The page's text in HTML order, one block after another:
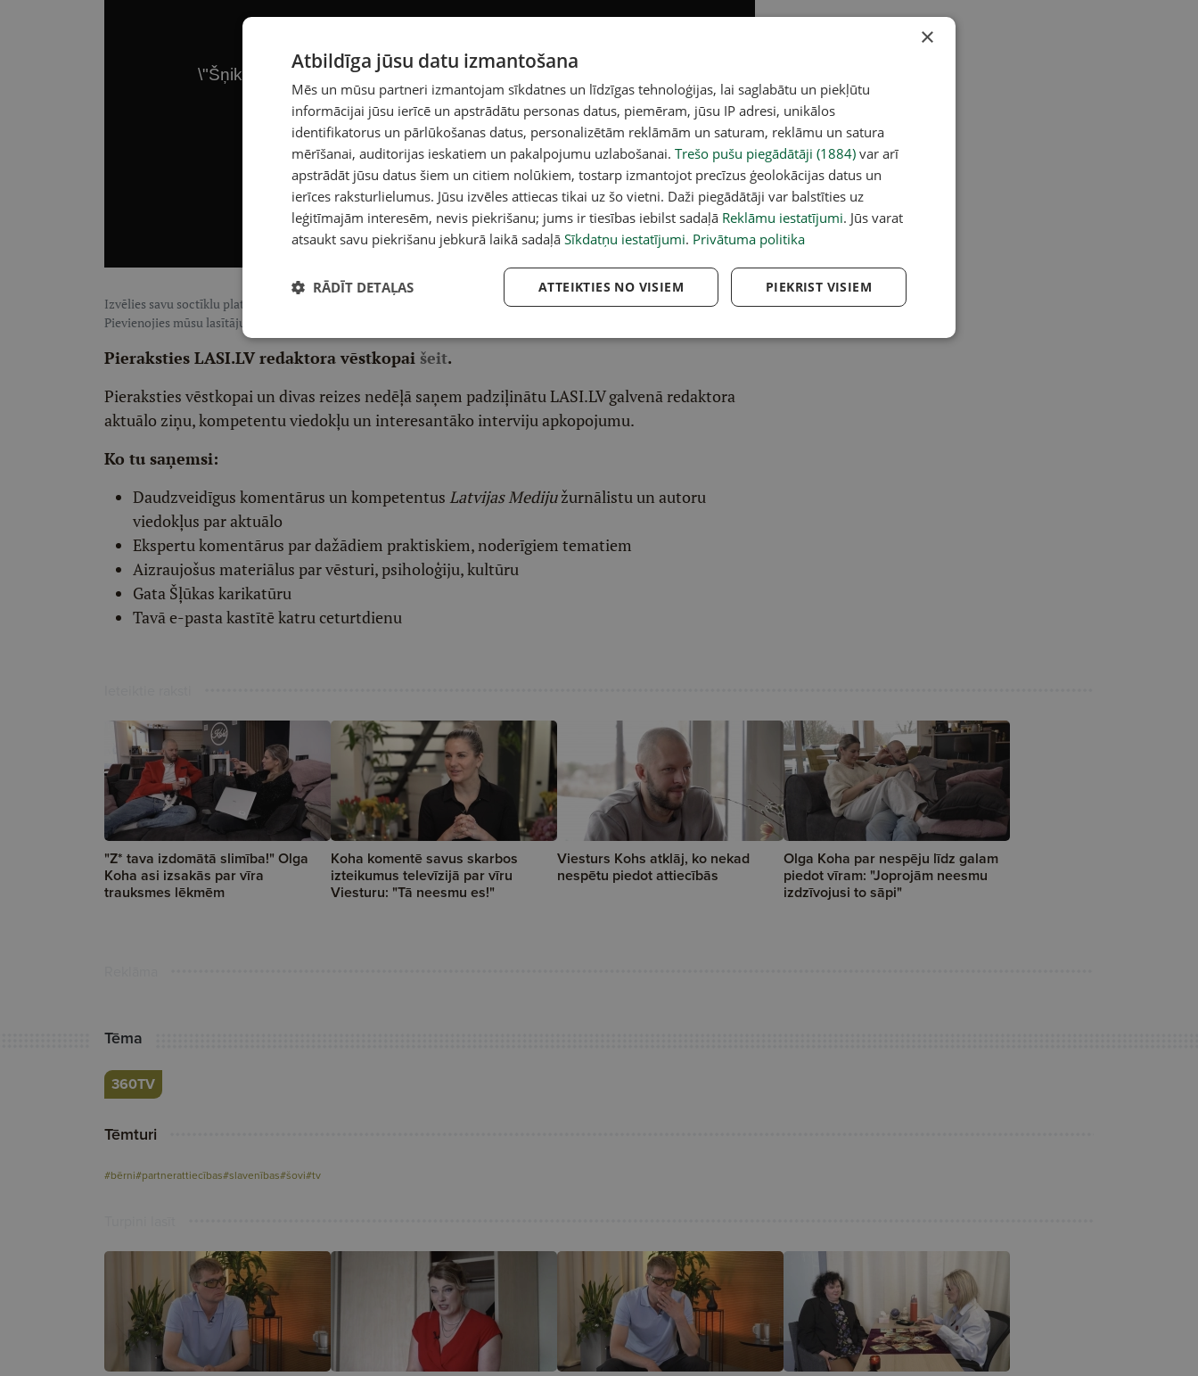
Izvēlies savu soctīklu platformu, lai sekotu LASI.LV: Bluesky,Draugiem,Threadsvai arīInstagram.
Pievienojies mūsu lasītāju pulkam, lai saņemtu īpaši tev atlasītu noderīgu, praktisku un aktuālu saturu.
Pieraksties LASI.LV redaktora vēstkopai šeit.
Pieraksties vēstkopai un divas reizes nedēļā saņem padziļinātu LASI.LV galvenā redaktora
aktuālo ziņu, kompetentu viedokļu un interesantāko interviju apkopojumu.
Ko tu saņemsi:
Daudzveidīgus komentārus un kompetentus Latvijas Medijužurnālistu un autoru
viedokļus par aktuālo
Ekspertu komentārus par dažādiem praktiskiem, noderīgiem tematiem
Aizraujošus materiālus par vēsturi, psiholoģiju, kultūru
Gata Šļūkas karikatūru
Tavā e-pasta kastītē katru ceturtdienu
"Z* tava izdomātā slimība!" Olga
Koha asi izsakās par vīra
trauksmes lēkmēm
Koha komentē savus skarbos
izteikumus televīzijā par vīru
Viesturu: "Tā neesmu es!"
Viesturs Kohs atklāj, ko nekad
nespētu piedot attiecībās
Olga Koha par nespēju līdz galam
piedot vīram: "Joprojām neesmu
izdzīvojusi to sāpi"
Tēma
360TV
Tēmturi
#bērni#partnerattiecības#slavenības#šovi#tv
×
Atbildīga jūsu datu izmantošana
Mēs un mūsu partneri izmantojam sīkdatnes un līdzīgas tehnoloģijas, lai saglabātu un piekļūtu
informācijai jūsu ierīcē un apstrādātu personas datus, piemēram, jūsu IP adresi, unikālos
identifikatorus un pārlūkošanas datus, personalizētām reklāmām un saturam, reklāmu un satura
mērīšanai, auditorijas ieskatiem un pakalpojumu uzlabošanai. Trešo pušu piegādātāji (1884) var arī
apstrādāt jūsu datus šiem un citiem nolūkiem, tostarp izmantojot precīzus ģeolokācijas datus un
ierīces raksturlielumus. Jūsu izvēles attiecas tikai uz šo vietni. Daži piegādātāji var balstīties uz
leģitīmajām interesēm, nevis piekrišanu; jums ir tiesības iebilst sadaļā Reklāmu iestatījumi. Jūs varat
atsaukt savu piekrišanu jebkurā laikā sadaļā Sīkdatņu iestatījumi. Privātuma politika
PIEKRIST VISIEM
ATTEIKTIES NO VISIEM
RĀDĪT DETAĻAS